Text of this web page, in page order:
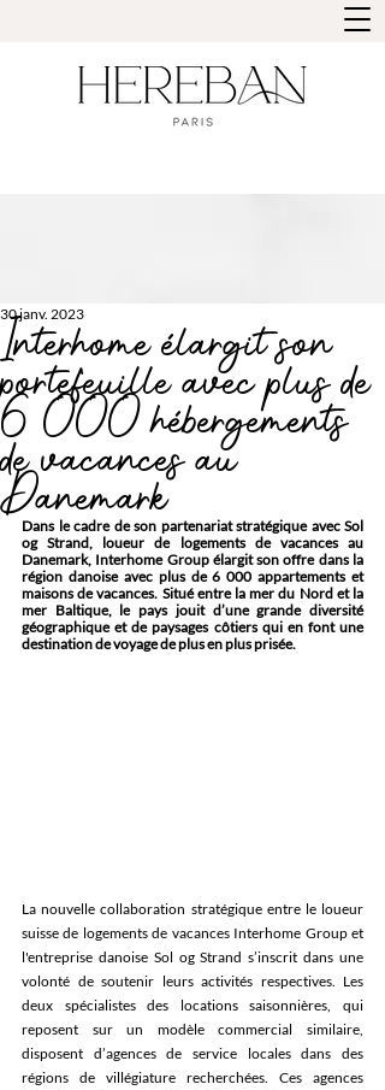
Interhome élargit son
portefeuille avec plus de
6 000 hébergements
de vacances au
Danemark
30 janv. 2023
Dans le cadre de son partenariat stratégique avec Sol
og Strand, loueur de logements de vacances au
Danemark, Interhome Group élargit son offre dans la
région danoise avec plus de 6 000 appartements et
maisons de vacances. Situé entre la mer du Nord et la
mer Baltique, le pays jouit d’une grande diversité
géographique et de paysages côtiers qui en font une
destination de voyage de plus en plus prisée.
La nouvelle collaboration stratégique entre le loueur
suisse de logements de vacances Interhome Group et
l'entreprise danoise Sol og Strand s’inscrit dans une
volonté de soutenir leurs activités respectives. Les
deux spécialistes des locations saisonnières, qui
reposent sur un modèle commercial similaire,
disposent d’agences de service locales dans des
régions de villégiature recherchées. Ces agences